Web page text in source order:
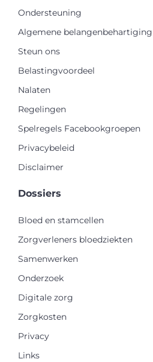
Ondersteuning
Algemene belangenbehartiging
Steun ons
Belastingvoordeel
Nalaten
Regelingen
Spelregels Facebookgroepen
Privacybeleid
Disclaimer
Dossiers
Bloed en stamcellen
Zorgverleners bloedziekten
Samenwerken
Onderzoek
Digitale zorg
Zorgkosten
Privacy
Links